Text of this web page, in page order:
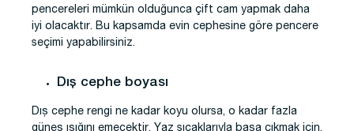
pencereleri mümkün olduğunca çift cam yapmak daha
iyi olacaktır. Bu kapsamda evin cephesine göre pencere
seçimi yapabilirsiniz.
Dış cephe boyası
Dış cephe rengi ne kadar koyu olursa, o kadar fazla
güneş ışığını emecektir. Yaz sıcaklarıyla başa çıkmak için,